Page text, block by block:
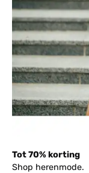
Tot 70% korting
Shop herenmode.